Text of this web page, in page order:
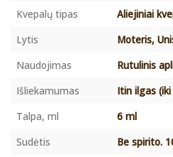
Kvepalų tipas
Aliejiniai
Lytis
Moteris,
Naudojimas
Rutulinis
Išliekamumas
Itin ilgas
Talpa, ml
6 ml
Sudėtis
Be spirito.